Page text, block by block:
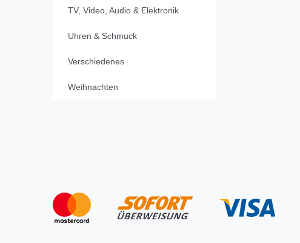
TV, Video, Audio & Elektronik
Uhren & Schmuck
Verschiedenes
Weihnachten